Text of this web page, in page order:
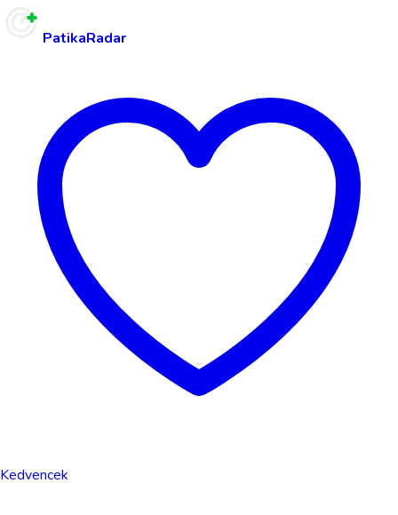
PatikaRadar
Kedvencek